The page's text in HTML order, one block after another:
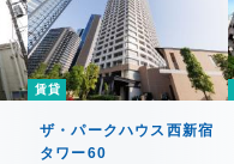
賃貸
ザ・パークハウス西新宿
タワー60